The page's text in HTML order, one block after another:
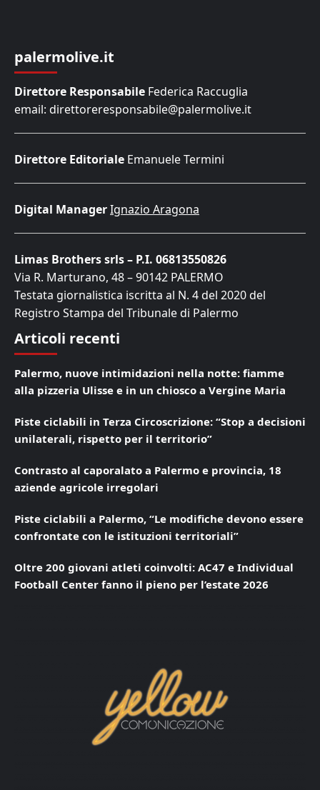
palermolive.it
Direttore Responsabile Federica Raccuglia
email: direttoreresponsabile@palermolive.it
Direttore Editoriale Emanuele Termini
Digital ManagerIgnazio Aragona
Limas Brothers srls – P.I. 06813550826
Via R. Marturano, 48 – 90142 PALERMO
Testata giornalistica iscritta al N. 4 del 2020 del
Registro Stampa del Tribunale di Palermo
Articoli recenti
Palermo, nuove intimidazioni nella notte: fiamme
alla pizzeria Ulisse e in un chiosco a Vergine Maria
Piste ciclabili in Terza Circoscrizione: “Stop a decisioni
unilaterali, rispetto per il territorio”
Contrasto al caporalato a Palermo e provincia, 18
aziende agricole irregolari
Piste ciclabili a Palermo, “Le modifiche devono essere
confrontate con le istituzioni territoriali”
Oltre 200 giovani atleti coinvolti: AC47 e Individual
Football Center fanno il pieno per l’estate 2026